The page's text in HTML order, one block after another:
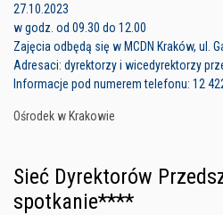
27.10.2023
w godz. od 09.30 do 12.00
Zajęcia odbędą się w MCDN Kraków, ul.
Adresaci: dyrektorzy i wicedyrektorzy
Informacje pod numerem telefonu: 12
Ośrodek w Krakowie
Sieć Dyrektorów
spotkanie****